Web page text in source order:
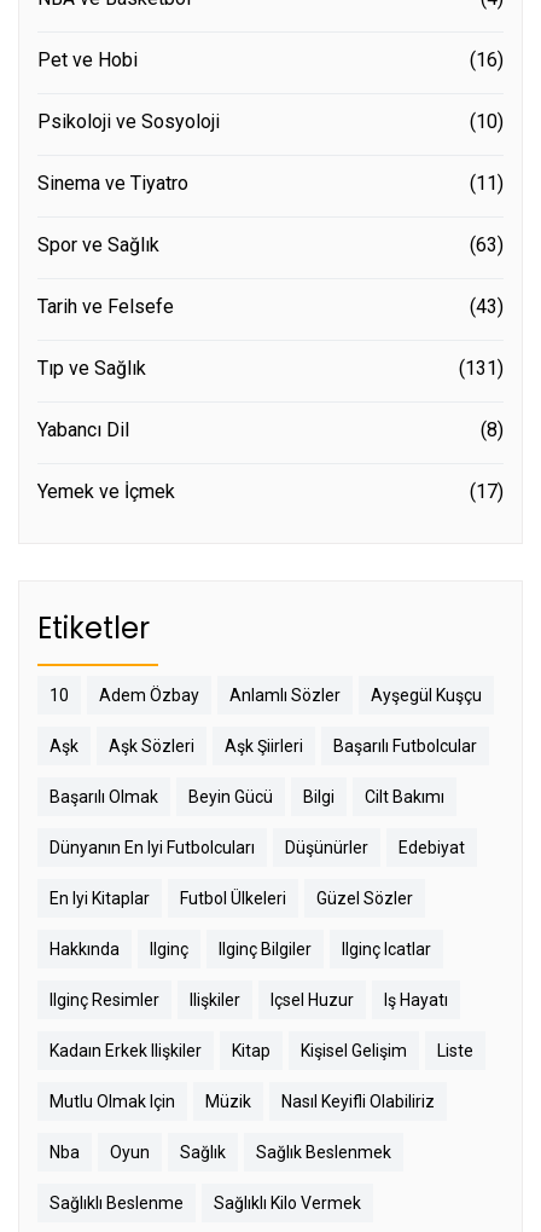
Pet ve Hobi (16)
Psikoloji ve Sosyoloji (10)
Sinema ve Tiyatro (11)
Spor ve Sağlık (63)
Tarih ve Felsefe (43)
Tıp ve Sağlık (131)
Yabancı Dil (8)
Yemek ve İçmek (17)
Etiketler
10 Adem Özbay Anlamlı Sözler Ayşegül Kuşçu
Aşk Aşk Sözleri Aşk Şiirleri Başarılı Futbolcular
Başarılı Olmak Beyin Gücü Bilgi Cilt Bakımı
Dünyanın En Iyi Futbolcuları Düşünürler Edebiyat
En Iyi Kitaplar Futbol Ülkeleri Güzel Sözler
Hakkında Ilginç Ilginç Bilgiler Ilginç Icatlar
Ilginç Resimler Ilişkiler Içsel Huzur Iş Hayatı
Kadaın Erkek Ilişkiler Kitap Kişisel Gelişim Liste
Mutlu Olmak Için Müzik Nasıl Keyifli Olabiliriz
Nba Oyun Sağlık Sağlık Beslenmek
Sağlıklı Beslenme Sağlıklı Kilo Vermek